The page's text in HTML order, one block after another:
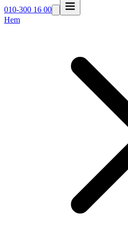
010-300 16 00
Hem